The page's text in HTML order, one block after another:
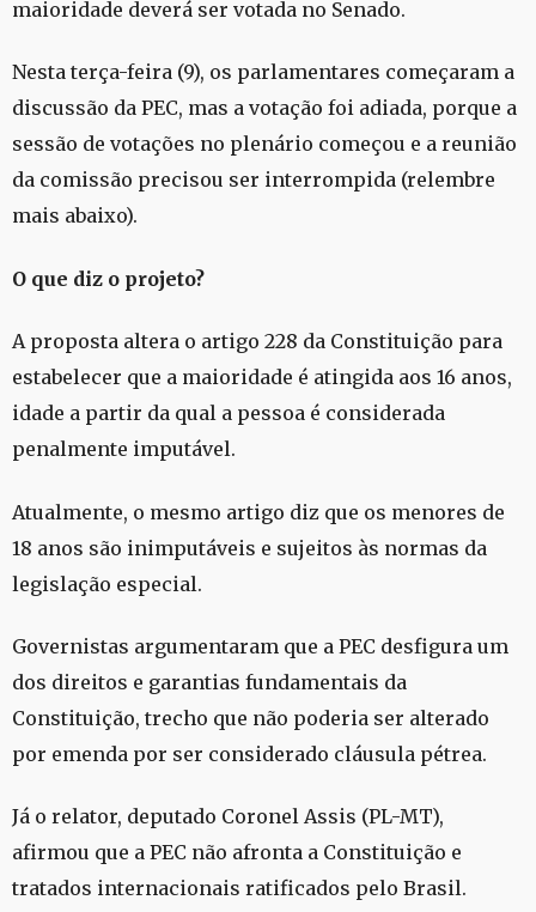
maioridade deverá ser votada no Senado.
Nesta terça-feira (9), os parlamentares começaram a
discussão da PEC, mas a votação foi adiada, porque a
sessão de votações no plenário começou e a reunião
da comissão precisou ser interrompida (relembre
mais abaixo).
O que diz o projeto?
A proposta altera o artigo 228 da Constituição para
estabelecer que a maioridade é atingida aos 16 anos,
idade a partir da qual a pessoa é considerada
penalmente imputável.
Atualmente, o mesmo artigo diz que os menores de
18 anos são inimputáveis e sujeitos às normas da
legislação especial.
Governistas argumentaram que a PEC desfigura um
dos direitos e garantias fundamentais da
Constituição, trecho que não poderia ser alterado
por emenda por ser considerado cláusula pétrea.
Já o relator, deputado Coronel Assis (PL-MT),
afirmou que a PEC não afronta a Constituição e
tratados internacionais ratificados pelo Brasil.